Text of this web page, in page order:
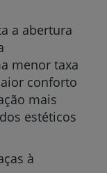
a abertura
menor taxa
conforto
mais
estéticos
à